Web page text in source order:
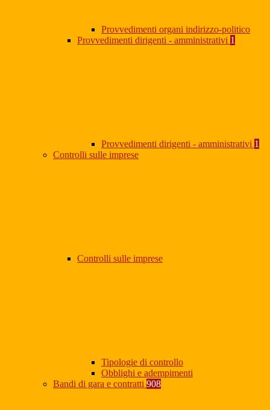
Provvedimenti organi indirizzo-politico
Provvedimenti dirigenti - amministrativi 1
Provvedimenti dirigenti - amministrativi 1
Controlli sulle imprese
Controlli sulle imprese
Tipologie di controllo
Obblighi e adempimenti
Bandi di gara e contratti 908